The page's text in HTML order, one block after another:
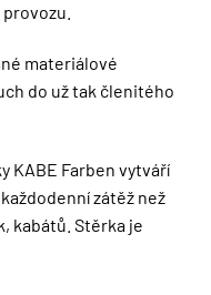
materiálové
do už tak členitého
KABE Farben vytváří
zátěž než
kabátů. Stěrka je